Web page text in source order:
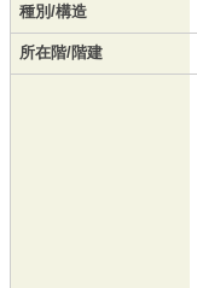
種別/構造
所在階/階建